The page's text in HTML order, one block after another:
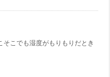
こでも湿度がもりもりだとき